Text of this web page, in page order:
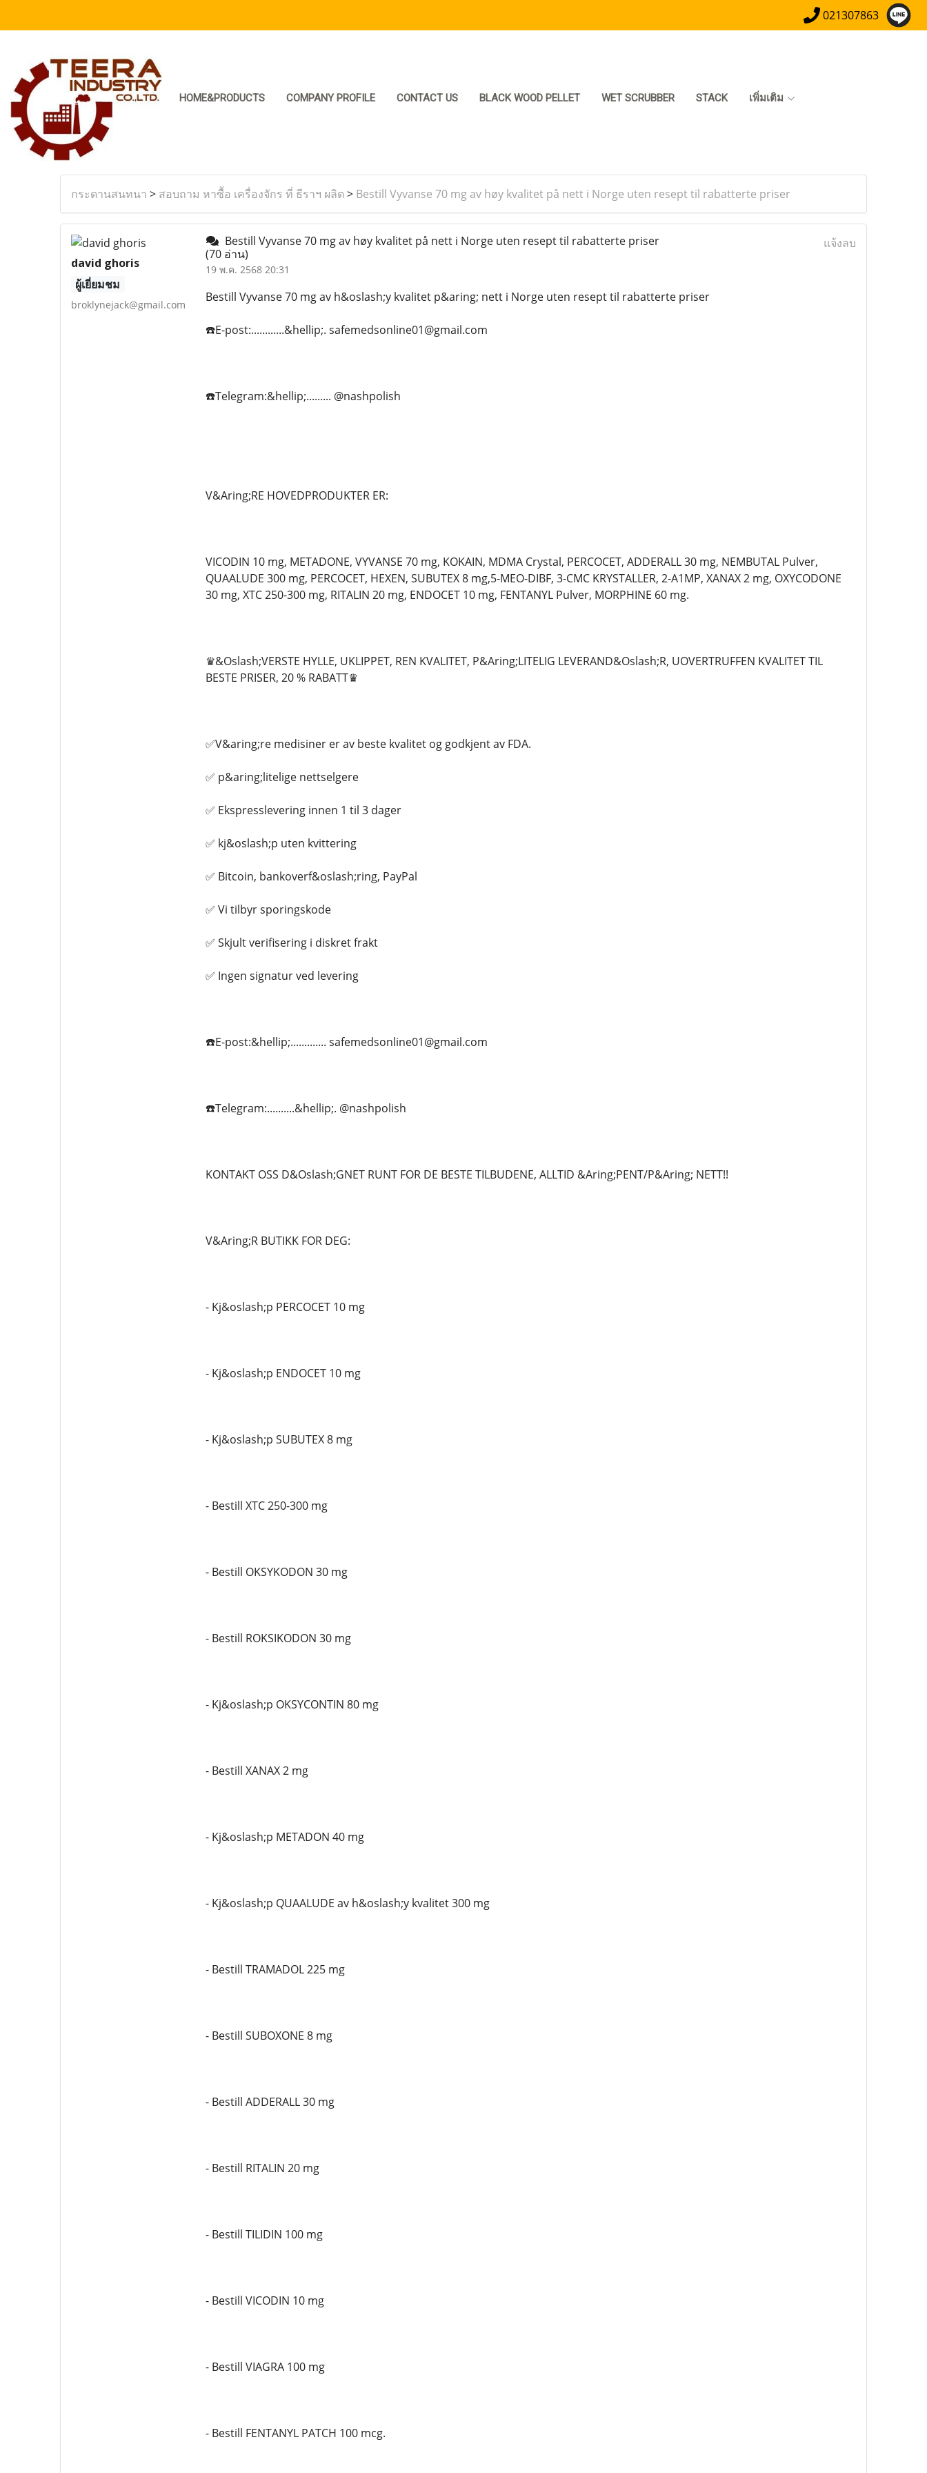
021307863
HOME&PRODUCTS COMPANY PROFILE CONTACT US BLACK WOOD PELLET WET SCRUBBER STACK เพิ่มเติม
กระดานสนทนา > สอบถาม หาซื้อ เครื่องจักร ที่ ธีราฯ ผลิต > Bestill Vyvanse 70 mg av høy kvalitet på nett i Norge uten resept til rabatterte priser
david ghoris
ผู้เยี่ยมชม
broklynejack@gmail.com
Bestill Vyvanse 70 mg av høy kvalitet på nett i Norge uten resept til rabatterte priser
(70 อ่าน)
19 พ.ค. 2568 20:31
แจ้งลบ
Bestill Vyvanse 70 mg av h&oslash;y kvalitet p&aring; nett i Norge uten resept til rabatterte priser
☎️E-post:............&hellip;. safemedsonline01@gmail.com
☎️Telegram:&hellip;......... @nashpolish
V&Aring;RE HOVEDPRODUKTER ER:
VICODIN 10 mg, METADONE, VYVANSE 70 mg, KOKAIN, MDMA Crystal, PERCOCET, ADDERALL 30 mg, NEMBUTAL Pulver,
QUAALUDE 300 mg, PERCOCET, HEXEN, SUBUTEX 8 mg,5-MEO-DIBF, 3-CMC KRYSTALLER, 2-A1MP, XANAX 2 mg, OXYCODONE
30 mg, XTC 250-300 mg, RITALIN 20 mg, ENDOCET 10 mg, FENTANYL Pulver, MORPHINE 60 mg.
♛&Oslash;VERSTE HYLLE, UKLIPPET, REN KVALITET, P&Aring;LITELIG LEVERAND&Oslash;R, UOVERTRUFFEN KVALITET TIL
BESTE PRISER, 20 % RABATT♛
✅V&aring;re medisiner er av beste kvalitet og godkjent av FDA.
✅ p&aring;litelige nettselgere
✅ Ekspresslevering innen 1 til 3 dager
✅ kj&oslash;p uten kvittering
✅ Bitcoin, bankoverf&oslash;ring, PayPal
✅ Vi tilbyr sporingskode
✅ Skjult verifisering i diskret frakt
✅ Ingen signatur ved levering
☎️E-post:&hellip;............. safemedsonline01@gmail.com
☎️Telegram:..........&hellip;. @nashpolish
KONTAKT OSS D&Oslash;GNET RUNT FOR DE BESTE TILBUDENE, ALLTID &Aring;PENT/P&Aring; NETT!!
V&Aring;R BUTIKK FOR DEG:
- Kj&oslash;p PERCOCET 10 mg
- Kj&oslash;p ENDOCET 10 mg
- Kj&oslash;p SUBUTEX 8 mg
- Bestill XTC 250-300 mg
- Bestill OKSYKODON 30 mg
- Bestill ROKSIKODON 30 mg
- Kj&oslash;p OKSYCONTIN 80 mg
- Bestill XANAX 2 mg
- Kj&oslash;p METADON 40 mg
- Kj&oslash;p QUAALUDE av h&oslash;y kvalitet 300 mg
- Bestill TRAMADOL 225 mg
- Bestill SUBOXONE 8 mg
- Bestill ADDERALL 30 mg
- Bestill RITALIN 20 mg
- Bestill TILIDIN 100 mg
- Bestill VICODIN 10 mg
- Bestill VIAGRA 100 mg
- Bestill FENTANYL PATCH 100 mcg.